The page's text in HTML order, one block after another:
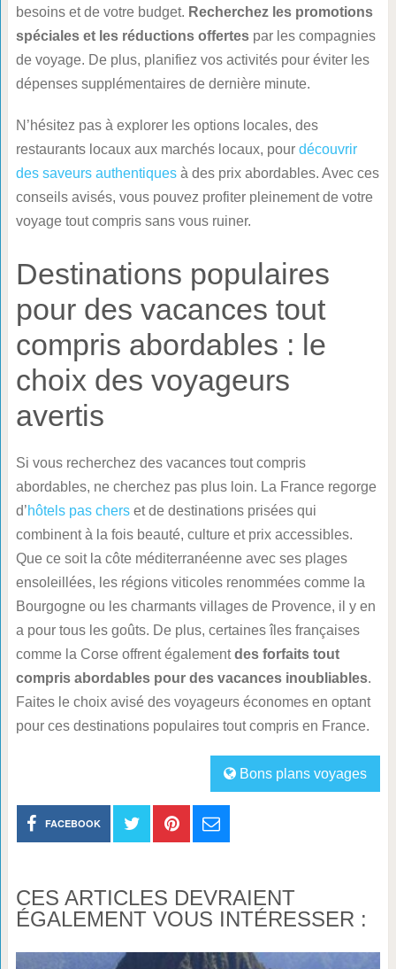
besoins et de votre budget. Recherchez les promotions
spéciales et les réductions offertes par les compagnies
de voyage. De plus, planifiez vos activités pour éviter les
dépenses supplémentaires de dernière minute.
N’hésitez pas à explorer les options locales, des
restaurants locaux aux marchés locaux, pour découvrir
des saveurs authentiquesà des prix abordables. Avec ces
conseils avisés, vous pouvez profiter pleinement de votre
voyage tout compris sans vous ruiner.
Destinations populaires
pour des vacances tout
compris abordables : le
choix des voyageurs
avertis
Si vous recherchez des vacances tout compris
abordables, ne cherchez pas plus loin. La France regorge
d’hôtels pas cherset de destinations prisées qui
combinent à la fois beauté, culture et prix accessibles.
Que ce soit la côte méditerranéenne avec ses plages
ensoleillées, les régions viticoles renommées comme la
Bourgogne ou les charmants villages de Provence, il y en
a pour tous les goûts. De plus, certaines îles françaises
comme la Corse offrent égalementdes forfaits tout
compris abordables pour des vacances inoubliables.
Faites le choix avisé des voyageurs économes en optant
pour ces destinations populaires tout compris en France.
Bons plans voyages
FACEBOOK
CES ARTICLES DEVRAIENT
ÉGALEMENT VOUS INTÉRESSER :